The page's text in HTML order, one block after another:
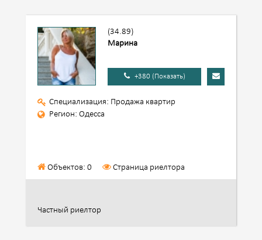
(34.89)
Марина
+380 (Показать)
Специализация: Продажа квартир
Регион: Одесса
Объектов: 0 Страница риелтора
Частный риелтор